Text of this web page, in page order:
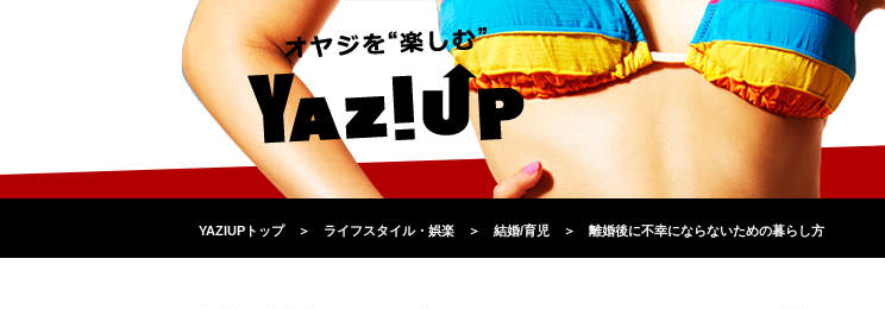
YAZIUPトップ ＞ ライフスタイル・娯楽 ＞ 結婚/育児 ＞ 離婚後に不幸にならないための暮らし方